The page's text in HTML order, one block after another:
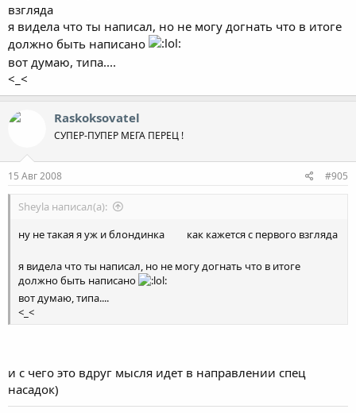
взгляда
я видела что ты написал, но не могу догнать что в итоге
должно быть написано
вот думаю, типа....
<_<
Raskoksovatel
СУПЕР-ПУПЕР МЕГА ПЕРЕЦ !
15 Авг 2008 #905
Sheyla написал(а):
ну не такая я уж и блондинка
как кажется с первого взгляда
я видела что ты написал, но не могу догнать что в итоге
должно быть написано
вот думаю, типа....
<_<
и с чего это вдруг мысля идет в направлении спец
насадок)